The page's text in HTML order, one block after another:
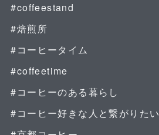
#coffeestand
#焙煎所
#コーヒータイム
#coffeetime
#コーヒーのある暮らし
#コーヒー好きな人と繋がりたい